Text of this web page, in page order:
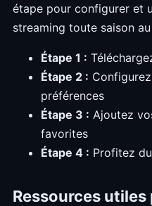
étape pour configurer et
streaming toute saison
Étape 1 :
Étape 2 :
préférences
Étape 3 : Ajoutez
favorites
Étape 4 : Profitez
Ressources utiles